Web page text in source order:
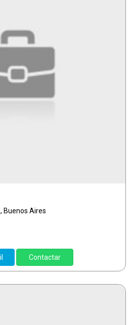
Buenos Aires
Contactar